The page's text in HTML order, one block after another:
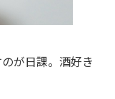
が日課。酒好き